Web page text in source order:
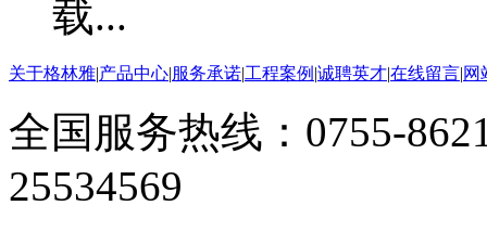
关于格林雅|产品中心|服务承诺|工程案例 |诚聘英才|在线留言|网
全国服务热线：0755-
25534569